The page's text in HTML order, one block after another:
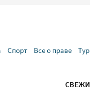
Спорт Все о праве